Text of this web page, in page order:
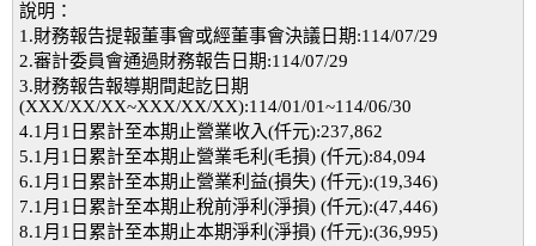
說明：
1.財務報告提報董事會或經董事會決議日期:114/07/29
2.審計委員會通過財務報告日期:114/07/29
3.財務報告報導期間起訖日期
(XXX/XX/XX~XXX/XX/XX):114/01/01~114/06/30
4.1月1日累計至本期止營業收入(仟元):237,862
5.1月1日累計至本期止營業毛利(毛損) (仟元):84,094
6.1月1日累計至本期止營業利益(損失) (仟元):(19,346)
7.1月1日累計至本期止稅前淨利(淨損) (仟元):(47,446)
8.1月1日累計至本期止本期淨利(淨損) (仟元):(36,995)